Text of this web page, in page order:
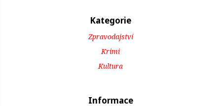
Kategorie
Zpravodajství
Krimi
Kultura
Informace